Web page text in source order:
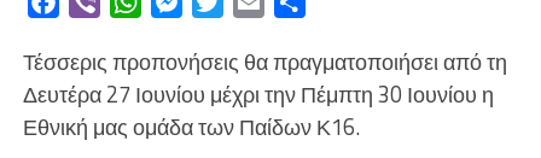
Τέσσερις προπονήσεις θα πραγματοποιήσει από τη
Δευτέρα 27 Ιουνίου μέχρι την Πέμπτη 30 Ιουνίου η
Εθνική μας ομάδα των Παίδων Κ16.